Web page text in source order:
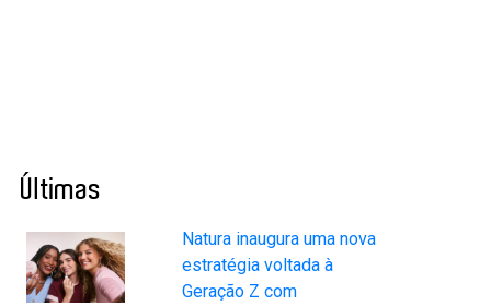
Últimas
Natura inaugura uma nova
estratégia voltada à
Geração Z com